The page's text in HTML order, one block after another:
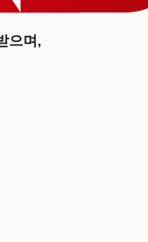
으며,